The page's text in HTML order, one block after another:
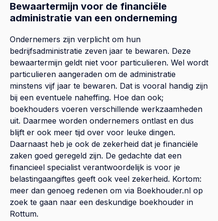
Bewaartermijn voor de financiële
administratie van een onderneming
Ondernemers zijn verplicht om hun
bedrijfsadministratie zeven jaar te bewaren. Deze
bewaartermijn geldt niet voor particulieren. Wel wordt
particulieren aangeraden om de administratie
minstens vijf jaar te bewaren. Dat is vooral handig zijn
bij een eventuele naheffing. Hoe dan ook;
boekhouders voeren verschillende werkzaamheden
uit. Daarmee worden ondernemers ontlast en dus
blijft er ook meer tijd over voor leuke dingen.
Daarnaast heb je ook de zekerheid dat je financiële
zaken goed geregeld zijn. De gedachte dat een
financieel specialist verantwoordelijk is voor je
belastingaangiftes geeft ook veel zekerheid. Kortom:
meer dan genoeg redenen om via Boekhouder.nl op
zoek te gaan naar een deskundige boekhouder in
Rottum.